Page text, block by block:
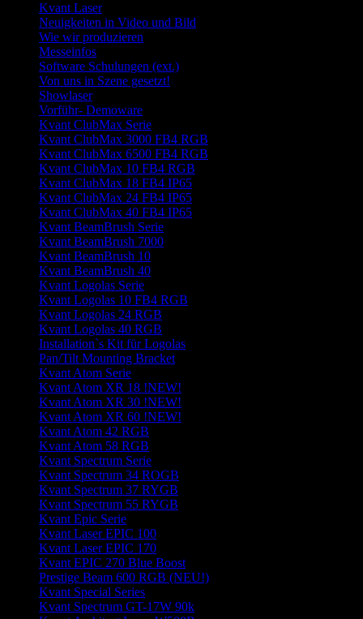
Kvant Laser
Neuigkeiten in Video und Bild
Wie wir produzieren
Messeinfos
Software Schulungen (ext.)
Von uns in Szene gesetzt!
Showlaser
Vorführ- Demoware
Kvant ClubMax Serie
Kvant ClubMax 3000 FB4 RGB
Kvant ClubMax 6500 FB4 RGB
Kvant ClubMax 10 FB4 RGB
Kvant ClubMax 18 FB4 IP65
Kvant ClubMax 24 FB4 IP65
Kvant ClubMax 40 FB4 IP65
Kvant BeamBrush Serie
Kvant BeamBrush 7000
Kvant BeamBrush 10
Kvant BeamBrush 40
Kvant Logolas Serie
Kvant Logolas 10 FB4 RGB
Kvant Logolas 24 RGB
Kvant Logolas 40 RGB
Installation`s Kit für Logolas
Pan/Tilt Mounting Bracket
Kvant Atom Serie
Kvant Atom XR 18 !NEW!
Kvant Atom XR 30 !NEW!
Kvant Atom XR 60 !NEW!
Kvant Atom 42 RGB
Kvant Atom 58 RGB
Kvant Spectrum Serie
Kvant Spectrum 34 ROGB
Kvant Spectrum 37 RYGB
Kvant Spectrum 55 RYGB
Kvant Epic Serie
Kvant Laser EPIC 100
Kvant Laser EPIC 170
Kvant EPIC 270 Blue Boost
Prestige Beam 600 RGB (NEU!)
Kvant Special Series
Kvant Spectrum GT-17W 90k